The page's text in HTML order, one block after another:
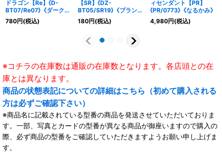
ドラゴン【Re】{D-
BT07/Re07}《ダークス
テイツ》
780円(税込)
【SR】{DZ-
BT05/SR19}《ブラント
ゲート》
180円(税込)
ィセンダント【PR】
{PR/0773}《なるかみ》
4,980円(税込)
※コチラの在庫数は通販の在庫数となります。各店頭との在
庫とは異なります。
商品の状態表記についての詳細はこちら（初めて購入される
方は必ずご確認下さい）
※商品名に記載されている型番の商品を発送させていただいておりま
す。一部、写真とカードの型番が異なる商品が御座いますので購入の
際、必ず商品の型番をご確認していただきますようお願い申し上げま
す。